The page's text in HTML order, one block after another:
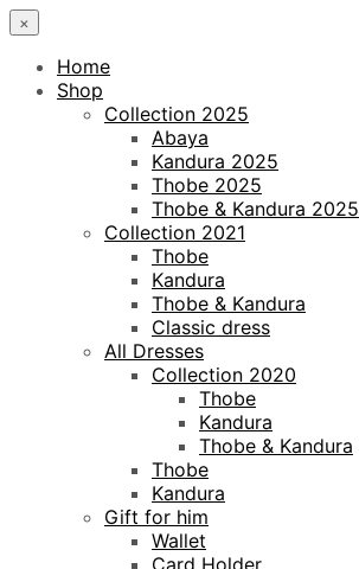
×
Home
Shop
Collection 2025
Abaya
Kandura 2025
Thobe 2025
Thobe & Kandura 2025
Collection 2021
Thobe
Kandura
Thobe & Kandura
Classic dress
All Dresses
Collection 2020
Thobe
Kandura
Thobe & Kandura
Thobe
Kandura
Gift for him
Wallet
Card Holder